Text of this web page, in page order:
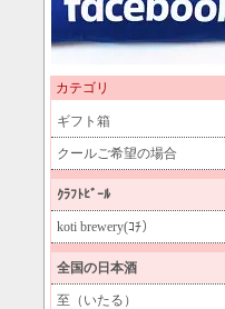
カテゴリ
ギフト箱
クールご希望の場合
ｸﾗﾌﾄﾋﾞｰﾙ
koti brewery(ｺﾁ）
全国の日本酒
至（いたる）